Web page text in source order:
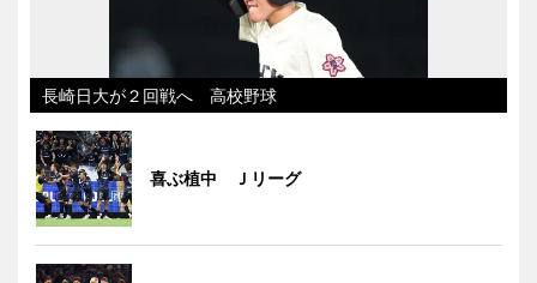
長崎日大が２回戦へ 高校野球
喜ぶ植中 Ｊリーグ